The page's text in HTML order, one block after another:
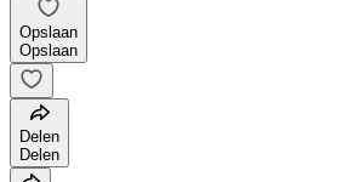
Opslaan
Opslaan
Delen
Delen